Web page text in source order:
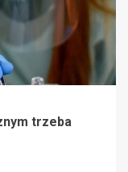
trzeba